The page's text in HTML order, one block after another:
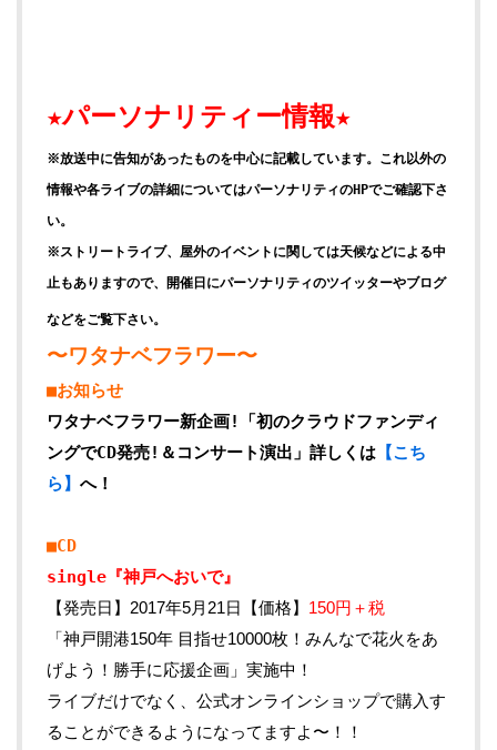
★パーソナリティー情報★
※放送中に告知があったものを中心に記載しています。 これ以外の
情報や各ライブの詳細についてはパーソナリティのHPでご確認下さ
い。
※ストリートライブ、屋外のイベントに関しては天候などによる中
止もありますので、
開催日にパーソナリティのツイッターやブログ
などをご覧下さい。
〜ワタナベフラワー〜
■お知らせ
ワタナベフラワー新企画!「初のクラウドファンディ
ングでCD発売!＆コンサート演出」詳しくは 【こち
ら】 へ！
■CD
single『神戸へおいで』
【発売日】2017年5月21日【価格】 150円＋税
「神戸開港150年 目指せ10000枚！みんなで花火をあ
げよう！勝手に応援企画」実施中！
ライブだけでなく、公式オンラインショップで購入す
ることができるようになってますよ〜！！